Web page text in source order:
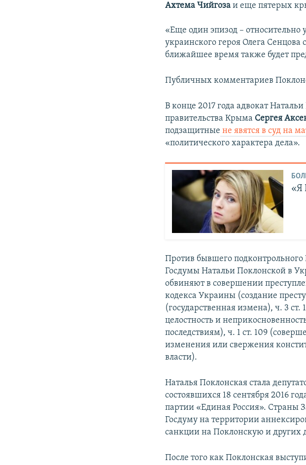
Ахтема Чийгоза и еще пятерых
«Еще один эпизод – относительно
украинского героя Олега Сенцова
ближайшее время также будет
Публичных комментариев
В конце 2017 года адвокат
правительства Крыма Сергея
подзащитные не явятся в суд на
«политического характера дела».
«Я
Против бывшего
Госдумы Натальи Поклонской в
обвиняют в совершении
кодекса Украины (создание
(государственная измена), ч. 3 ст.
целостность и
последствиям), ч. 1 ст. 109
изменения или свержения
власти).
Наталья Поклонская стала
состоявшихся 18 сентября 2016
партии «Единая Россия». Страны
Госдуму на территории
санкции на Поклонскую и других
После того как Поклонская